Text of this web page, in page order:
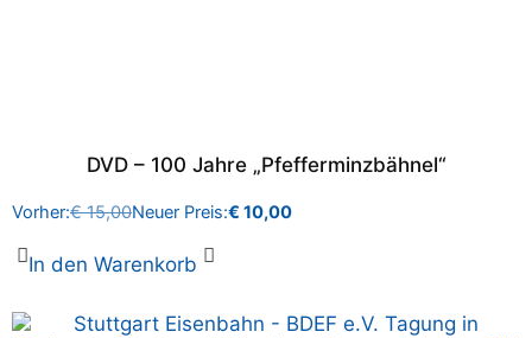
DVD – 100 Jahre „Pfefferminzbähnel“
Vorher:€15,00Neuer Preis:€ 10,00
In den Warenkorb